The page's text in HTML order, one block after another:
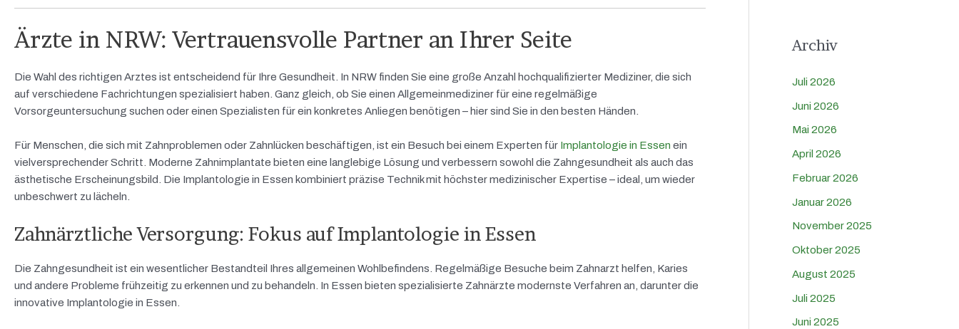
Ärzte in NRW: Vertrauensvolle Partner an Ihrer Seite
Die Wahl des richtigen Arztes ist entscheidend für Ihre Gesundheit. In NRW finden Sie eine große Anzahl hochqualifizierter Mediziner, die sich
auf verschiedene Fachrichtungen spezialisiert haben. Ganz gleich, ob Sie einen Allgemeinmediziner für eine regelmäßige
Vorsorgeuntersuchung suchen oder einen Spezialisten für ein konkretes Anliegen benötigen – hier sind Sie in den besten Händen.
Für Menschen, die sich mit Zahnproblemen oder Zahnlücken beschäftigen, ist ein Besuch bei einem Experten für Implantologie in Essen ein
vielversprechender Schritt. Moderne Zahnimplantate bieten eine langlebige Lösung und verbessern sowohl die Zahngesundheit als auch das
ästhetische Erscheinungsbild. Die Implantologie in Essen kombiniert präzise Technik mit höchster medizinischer Expertise – ideal, um wieder
unbeschwert zu lächeln.
Zahnärztliche Versorgung: Fokus auf Implantologie in Essen
Die Zahngesundheit ist ein wesentlicher Bestandteil Ihres allgemeinen Wohlbefindens. Regelmäßige Besuche beim Zahnarzt helfen, Karies
und andere Probleme frühzeitig zu erkennen und zu behandeln. In Essen bieten spezialisierte Zahnärzte modernste Verfahren an, darunter die
innovative Implantologie in Essen.
Archiv
Juli 2026
Juni 2026
Mai 2026
April 2026
Februar 2026
Januar 2026
November 2025
Oktober 2025
August 2025
Juli 2025
Juni 2025